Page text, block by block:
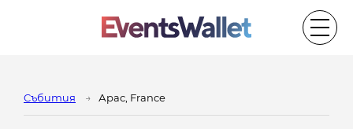
Cъбития Арас, France